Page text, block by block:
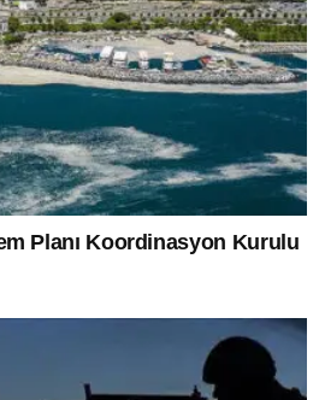
Planı Koordinasyon Kurulu